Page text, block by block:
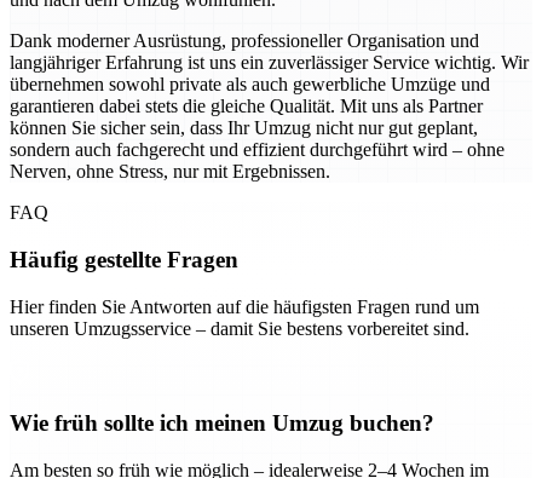
Dank moderner Ausrüstung, professioneller Organisation und
langjähriger Erfahrung ist uns ein zuverlässiger Service wichtig. Wir
übernehmen sowohl private als auch gewerbliche Umzüge und
garantieren dabei stets die gleiche Qualität. Mit uns als Partner
können Sie sicher sein, dass Ihr Umzug nicht nur gut geplant,
sondern auch fachgerecht und effizient durchgeführt wird – ohne
Nerven, ohne Stress, nur mit Ergebnissen.
FAQ
Häufig gestellte Fragen
Hier finden Sie Antworten auf die häufigsten Fragen rund um
unseren Umzugsservice – damit Sie bestens vorbereitet sind.
Wie früh sollte ich meinen Umzug buchen?
Am besten so früh wie möglich – idealerweise 2–4 Wochen im